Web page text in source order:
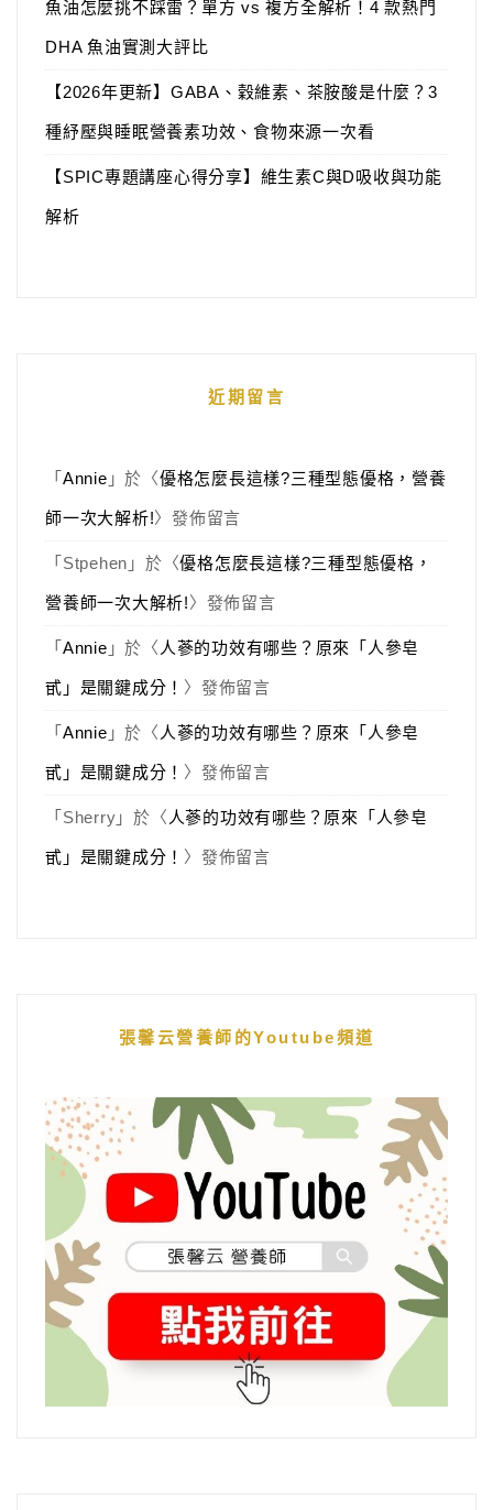
魚油怎麼挑不踩雷？單方 vs 複方全解析！4 款熱門
DHA 魚油實測大評比
【2026年更新】GABA、穀維素、茶胺酸是什麼？3
種紓壓與睡眠營養素功效、食物來源一次看
【SPIC專題講座心得分享】維生素C與D吸收與功能
解析
近期留言
「 Annie 」於〈優格怎麼長這樣?三種型態優格，營養
師一次大解析!〉發佈留言
「 Stpehen 」於〈優格怎麼長這樣?三種型態優格，
營養師一次大解析!〉發佈留言
「 Annie 」於〈 人蔘的功效有哪些？原來「人參皂
甙」是關鍵成分！ 〉發佈留言
「 Annie 」於〈 人蔘的功效有哪些？原來「人參皂
甙」是關鍵成分！ 〉發佈留言
「 Sherry 」於〈 人蔘的功效有哪些？原來「人參皂
甙」是關鍵成分！ 〉發佈留言
張馨云營養師的Youtube頻道